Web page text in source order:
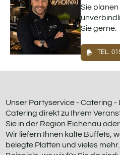
Sie
Sie gerne.
TEL.
Unser Partyservice - Catering
Catering direkt zu Ihrem
Sie in der Region Eichenau
Wir liefern Ihnen kalte Buffets,
belegte Platten und vieles mehr.